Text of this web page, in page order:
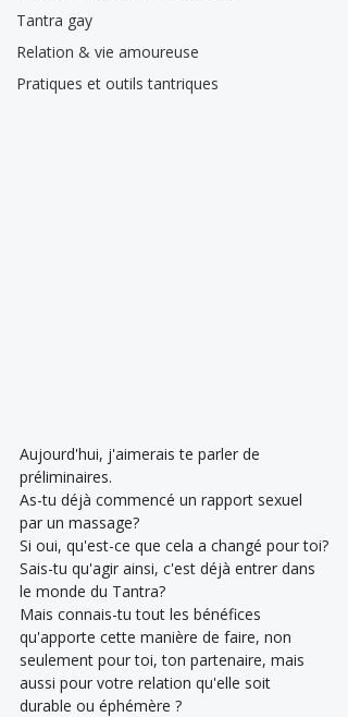
Tantra gay
Relation & vie amoureuse
Pratiques et outils tantriques
Aujourd'hui, j'aimerais te parler de
préliminaires.
As-tu déjà commencé un rapport sexuel
par un massage?
Si oui, qu'est-ce que cela a changé pour toi?
Sais-tu qu'agir ainsi, c'est déjà entrer dans
le monde du Tantra?
Mais connais-tu tout les bénéfices
qu'apporte cette manière de faire, non
seulement pour toi, ton partenaire, mais
aussi pour votre relation qu'elle soit
durable ou éphémère ?